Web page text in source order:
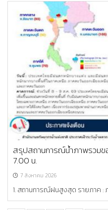
สรุปสถานการณ์น้ำภาพรวมข
7.00 น.
7 สิงหาคม 2026
1. สถานการณ์ฝนสูงสุด รายภาค :